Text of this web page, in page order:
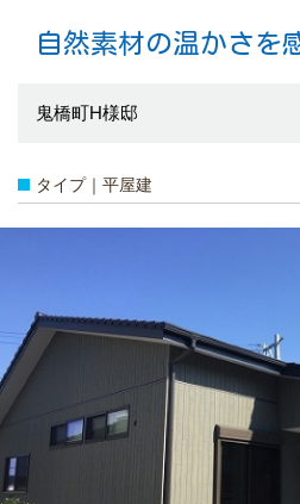
自然素材の温かさを
鬼橋町H様邸
タイプ｜平屋建